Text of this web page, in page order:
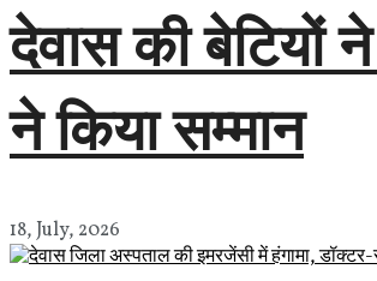
देवास की बेटियों
ने किया सम्मान
18, July, 2026